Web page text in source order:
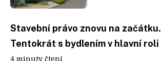
Stavební právo znovu na začátku.
Tentokrát s bydlením v hlavní roli
4 minuty čtení